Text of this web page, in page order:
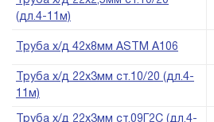
(дл.4-11м)
Труба х/д 42х8мм ASTM A106
Труба х/д 22х3мм ст.10/20 (дл.4-
11м)
Труба х/д 22х3мм ст.09Г2С (дл.4-